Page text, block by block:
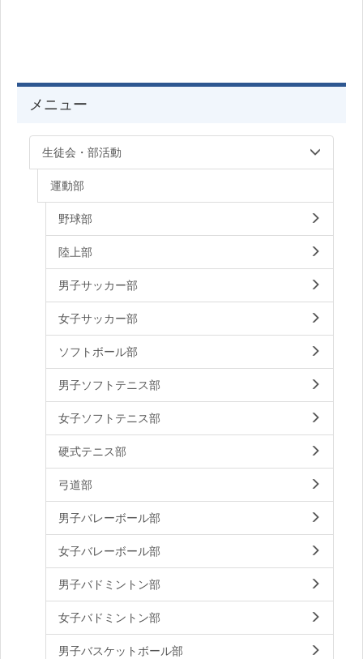
メニュー
生徒会・部活動
運動部
野球部
陸上部
男子サッカー部
女子サッカー部
ソフトボール部
男子ソフトテニス部
女子ソフトテニス部
硬式テニス部
弓道部
男子バレーボール部
女子バレーボール部
男子バドミントン部
女子バドミントン部
男子バスケットボール部